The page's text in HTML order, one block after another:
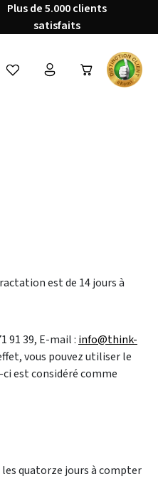
Plus de 5.000 clients
satisfaits
Vous avez 0 articles dans votre
est de 14 jours à
91 39, E-mail : info@think-
vous pouvez utiliser le
est considéré comme
quatorze jours à compter